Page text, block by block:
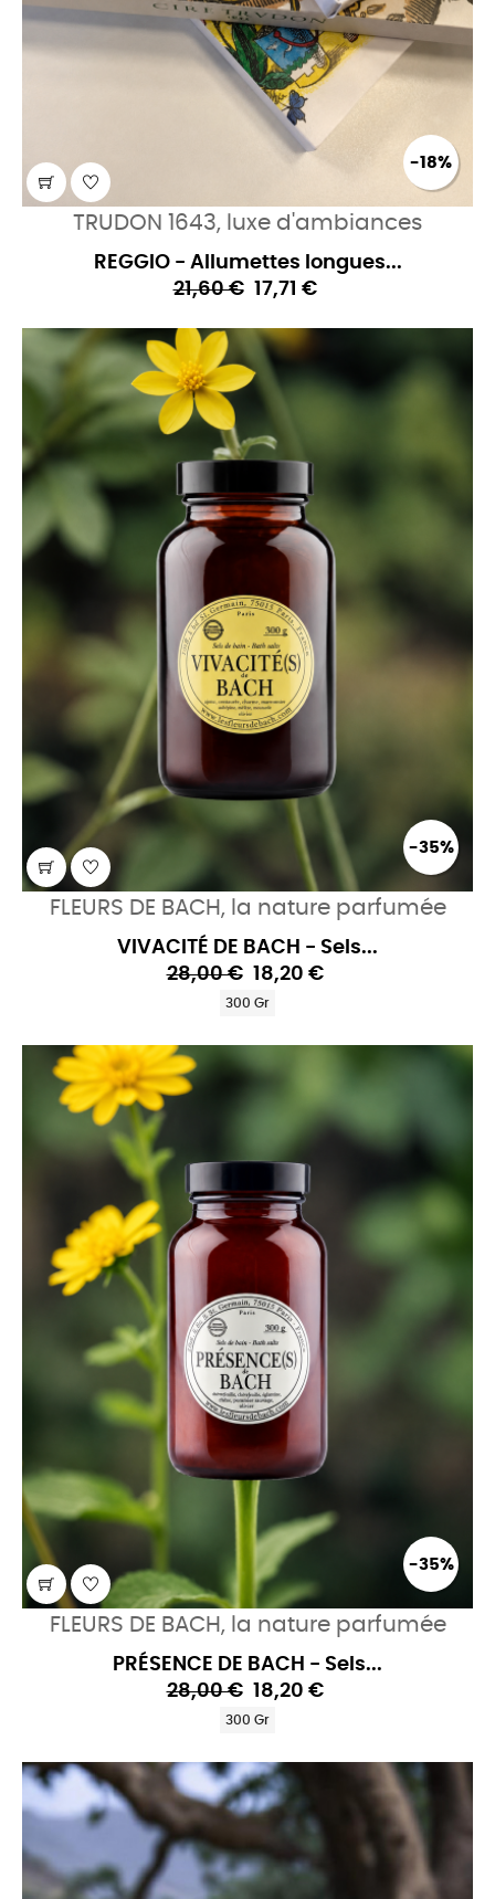
-18%
TRUDON 1643, luxe d'ambiances
REGGIO - Allumettes longues...
21,60 € 17,71 €
-35%
FLEURS DE BACH, la nature parfumée
VIVACITÉ DE BACH - Sels...
28,00 € 18,20 €
300 Gr
-35%
FLEURS DE BACH, la nature parfumée
PRÉSENCE DE BACH - Sels...
28,00 € 18,20 €
300 Gr